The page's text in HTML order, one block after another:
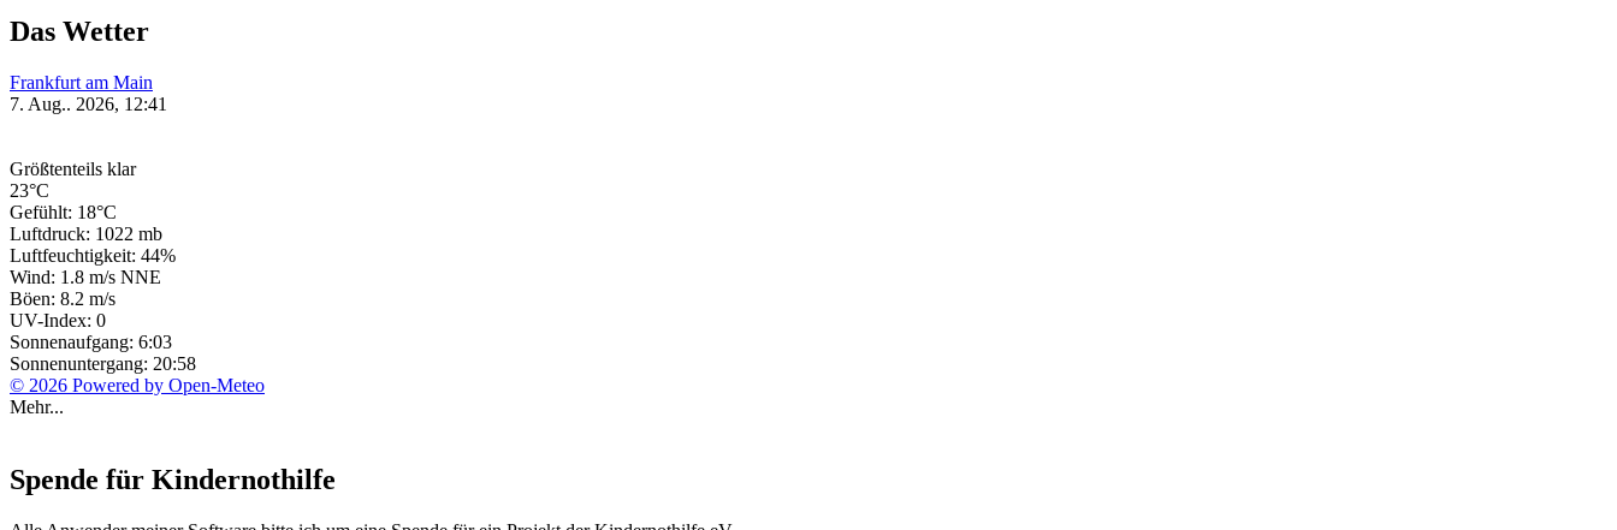
Das Wetter
Frankfurt am Main
7. Aug.. 2026, 12:41
Größtenteils klar
23°C
Gefühlt: 18°C
Luftdruck: 1022 mb
Luftfeuchtigkeit: 44%
Wind: 1.8 m/s NNE
Böen: 8.2 m/s
UV-Index: 0
Sonnenaufgang: 6:03
Sonnenuntergang: 20:58
© 2026 Powered by Open-Meteo
Mehr...
Spende für Kindernothilfe